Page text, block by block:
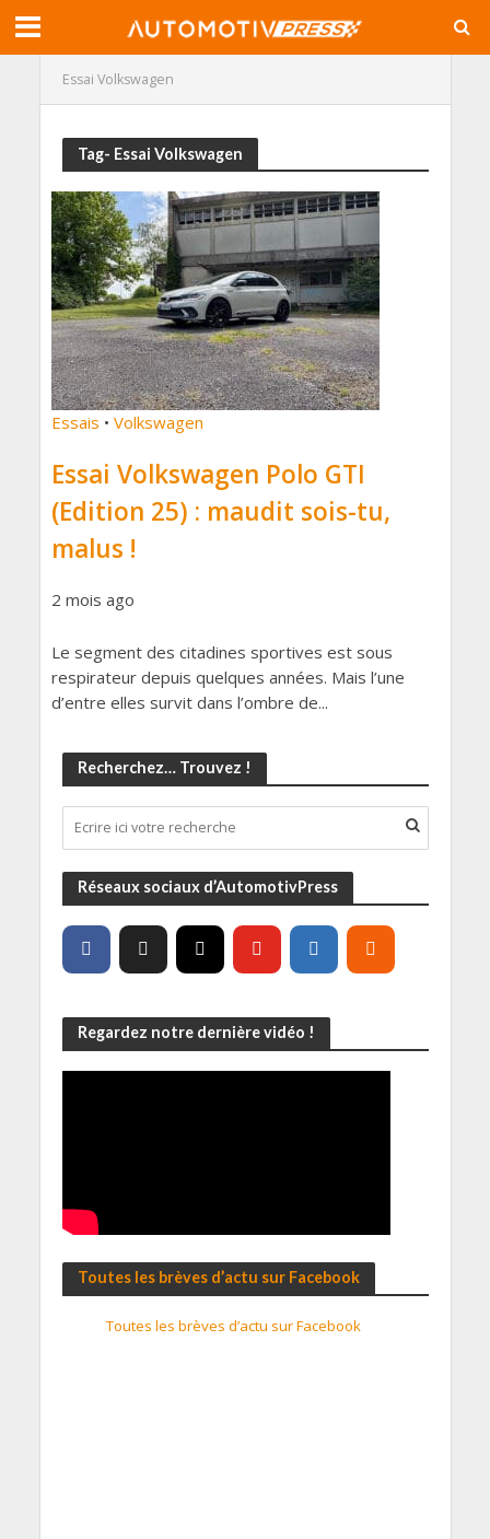
Essai Volkswagen
Tag- Essai Volkswagen
Essais • Volkswagen
Essai Volkswagen Polo GTI
(Edition 25) : maudit sois-tu,
malus !
2 mois ago
Le segment des citadines sportives est sous
respirateur depuis quelques années. Mais l’une
d’entre elles survit dans l’ombre de...
Recherchez… Trouvez !
Réseaux sociaux d’AutomotivPress
Regardez notre dernière vidéo !
Toutes les brèves d’actu sur Facebook
Toutes les brèves d’actu sur Facebook